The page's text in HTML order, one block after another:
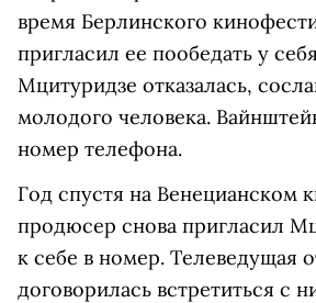
время Берлинского
пригласил ее пообедать у
Мцитуридзе отказалась,
молодого человека.
номер телефона.
Год спустя на Венецианском
продюсер снова пригласил
к себе в номер. Телеведущая
договорилась встретиться с